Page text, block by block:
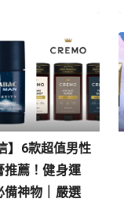
】6款超值男性
推薦！健身運
備神物｜嚴選